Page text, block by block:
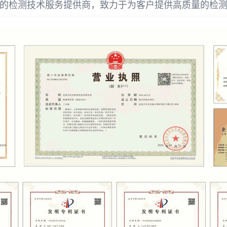
检测技术服务提供商，致力于为客户提供高质量的检